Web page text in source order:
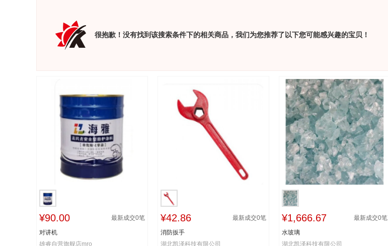
很抱歉！没有找到该搜索条件下的相关商品，我们为您推荐了以下您可能感兴趣的宝贝！
¥90.00 最新成交0笔
对讲机
雄睿自营旗舰店mro
¥42.86 最新成交0笔
消防扳手
湖北凯泽科技有限公司
¥1,666.67 最新成交0笔
水玻璃
湖北凯泽科技有限公司